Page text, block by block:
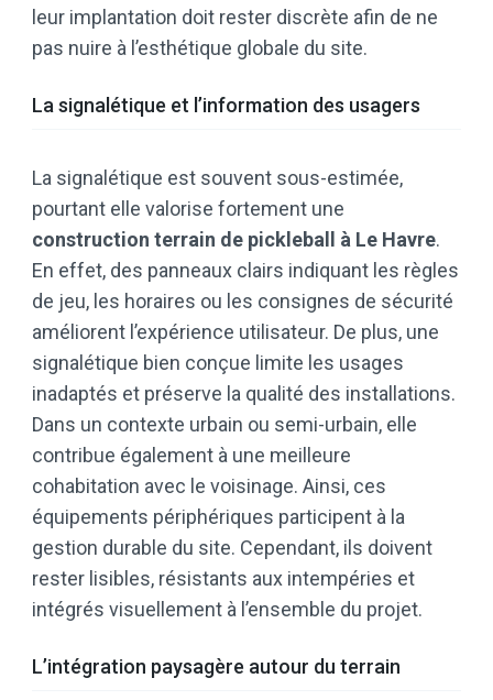
leur implantation doit rester discrète afin de ne
pas nuire à l’esthétique globale du site.
La signalétique et l’information des usagers
La signalétique est souvent sous-estimée,
pourtant elle valorise fortement une
construction terrain de pickleball à Le Havre.
En effet, des panneaux clairs indiquant les règles
de jeu, les horaires ou les consignes de sécurité
améliorent l’expérience utilisateur. De plus, une
signalétique bien conçue limite les usages
inadaptés et préserve la qualité des installations.
Dans un contexte urbain ou semi-urbain, elle
contribue également à une meilleure
cohabitation avec le voisinage. Ainsi, ces
équipements périphériques participent à la
gestion durable du site. Cependant, ils doivent
rester lisibles, résistants aux intempéries et
intégrés visuellement à l’ensemble du projet.
L’intégration paysagère autour du terrain